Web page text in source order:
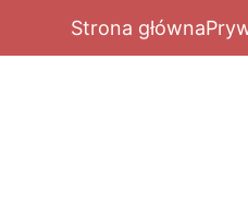
Strona główna